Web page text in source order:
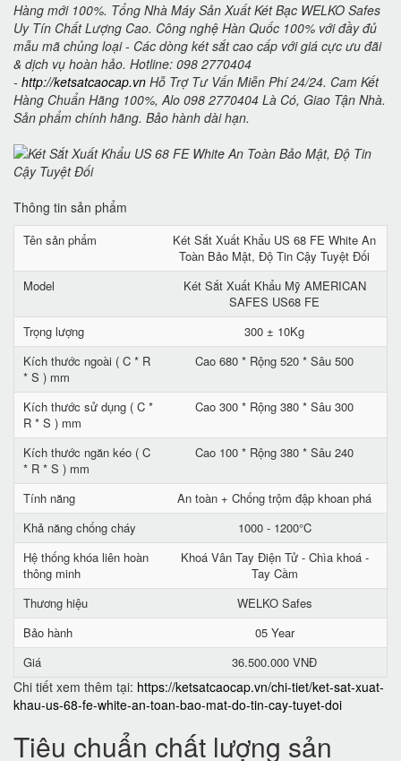
Hàng mới 100%. Tổng Nhà Máy Sản Xuất Két Bạc WELKO Safes
Uy Tín Chất Lượng Cao. Công nghệ Hàn Quốc 100% với đầy đủ
mẫu mã chủng loại - Các dòng két sắt cao cấp với giá cực ưu đãi
& dịch vụ hoàn hảo. Hotline: 098 2770404
- http://ketsatcaocap.vn Hỗ Trợ Tư Vấn Miễn Phí 24/24. Cam Kết
Hàng Chuẩn Hãng 100%, Alo 098 2770404 Là Có, Giao Tận Nhà.
Sản phẩm chính hãng. Bảo hành dài hạn.
Thông tin sản phẩm
Tên sản phẩm
Két Sắt Xuất Khẩu US 68 FE White An
Toàn Bảo Mật, Độ Tin Cậy Tuyệt Đối
Model
Két Sắt Xuất Khẩu Mỹ AMERICAN
SAFES US68 FE
Trọng lượng
300 ± 10Kg
Kích thước ngoài ( C * R
* S ) mm
Cao 680 * Rộng 520 * Sâu 500
Kích thước sử dụng ( C *
R * S ) mm
Cao 300 * Rộng 380 * Sâu 300
Kích thước ngăn kéo ( C
* R * S ) mm
Cao 100 * Rộng 380 * Sâu 240
Tính năng
An toàn + Chống trộm đập khoan phá
Khả năng chống cháy
1000 - 1200°C
Hệ thống khóa liên hoàn
thông minh
Khoá Vân Tay Điện Tử - Chìa khoá -
Tay Cầm
Thương hiệu
WELKO Safes
Bảo hành
05 Year
Giá
36.500.000 VNĐ
Chi tiết xem thêm tại: https://ketsatcaocap.vn/chi-tiet/ket-sat-xuat-
khau-us-68-fe-white-an-toan-bao-mat-do-tin-cay-tuyet-doi
Tiêu chuẩn chất lượng sản